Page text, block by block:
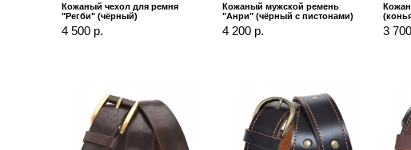
Кожаный чехол для ремня
"Регби" (чёрный)
4 500 р.
Кожаный мужской ремень
"Анри" (чёрный с пистонами)
4 200 р. 3